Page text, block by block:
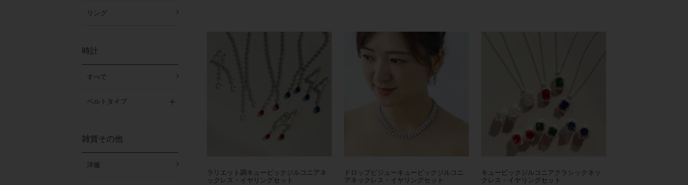
リング
時計
すべて
ベルトタイプ
雑貨その他
洋服
ラリエット調キュービックジルコニアネ
ックレス・イヤリングセット
ドロップビジューキュービックジルコニ
アネックレス・イヤリングセット
キュービックジルコニアクラシックネッ
クレス・イヤリングセット